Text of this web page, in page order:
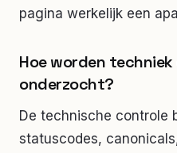
pagina werkelijk een
Hoe worden
onderzocht?
De technische controle
statuscodes,